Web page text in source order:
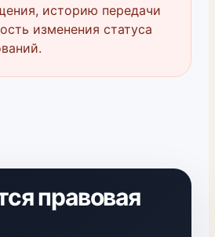
историю передачи
изменения статуса
правовая